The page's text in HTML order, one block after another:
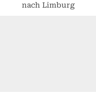
nach Limburg